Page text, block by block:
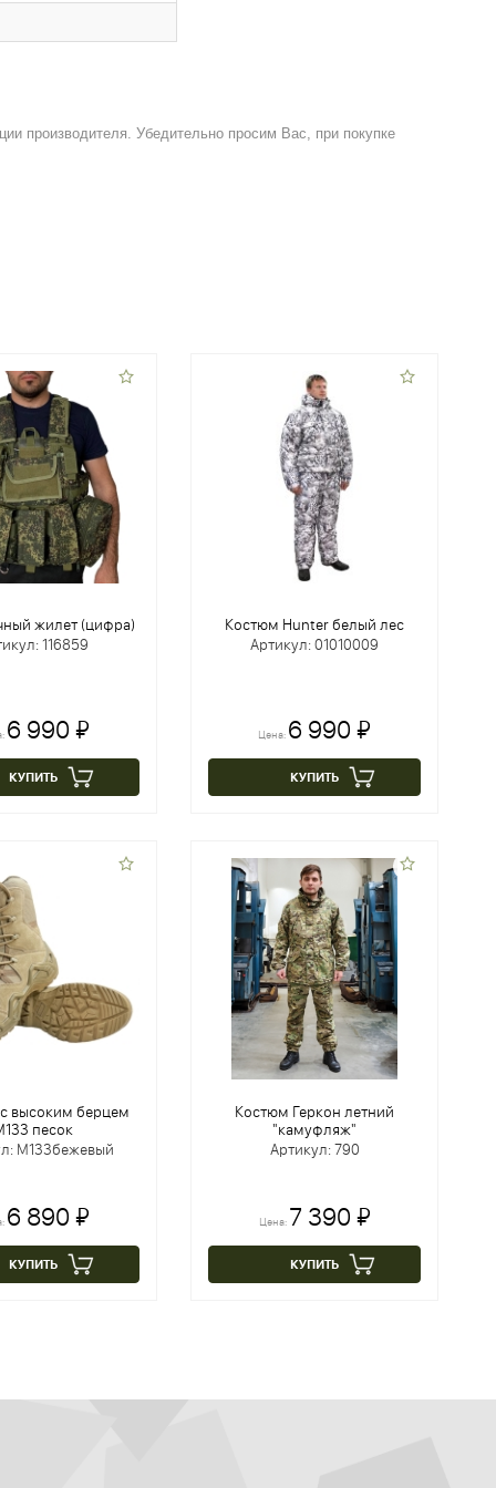
производителя. Убедительно просим Вас, при покупке
жилет (цифра)
116859
6 990 ₽
КУПИТЬ
Костюм Hunter белый лес
Артикул: 01010009
Цена: 6 990 ₽
КУПИТЬ
высоким берцем
песок
M133бежевый
6 890 ₽
КУПИТЬ
Костюм Геркон летний
"камуфляж"
Артикул: 790
Цена: 7 390 ₽
КУПИТЬ